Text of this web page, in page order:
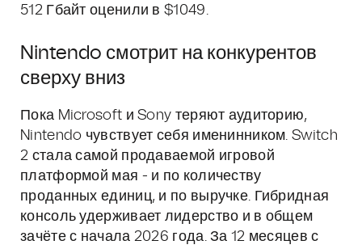
512 Гбайт оценили в $1049.
Nintendo смотрит на конкурентов
сверху вниз
Пока Microsoft и Sony теряют аудиторию,
Nintendo чувствует себя именинником. Switch
2 стала самой продаваемой игровой
платформой мая - и по количеству
проданных единиц, и по выручке. Гибридная
консоль удерживает лидерство и в общем
зачёте с начала 2026 года. За 12 месяцев с